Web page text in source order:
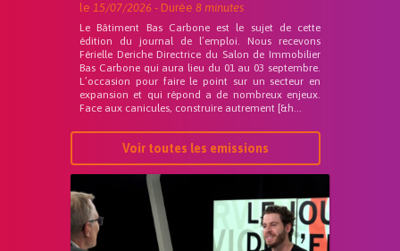
le 15/07/2026 - Durée 8 minutes
Le Bâtiment Bas Carbone est le sujet de cette
édition du journal de l’emploi. Nous recevons
Férielle Deriche Directrice du Salon de Immobilier
Bas Carbone qui aura lieu du 01 au 03 septembre.
L’occasion pour faire le point sur un secteur en
expansion et qui répond a de nombreux enjeux.
Face aux canicules, construire autrement [&h...
Voir toutes les emissions